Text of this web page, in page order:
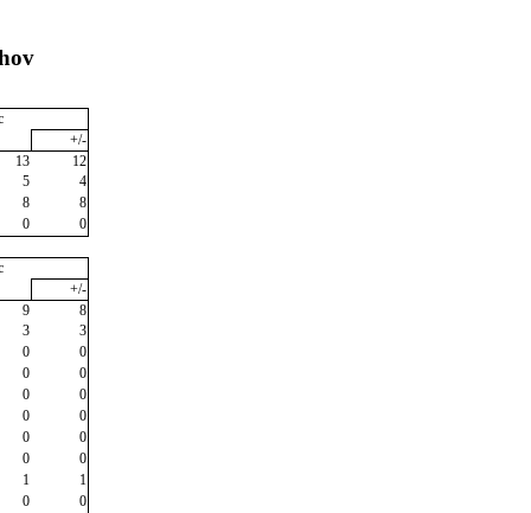
+/-
13
12
5
4
8
8
0
0
+/-
9
8
3
3
0
0
0
0
0
0
0
0
0
0
0
0
1
1
0
0